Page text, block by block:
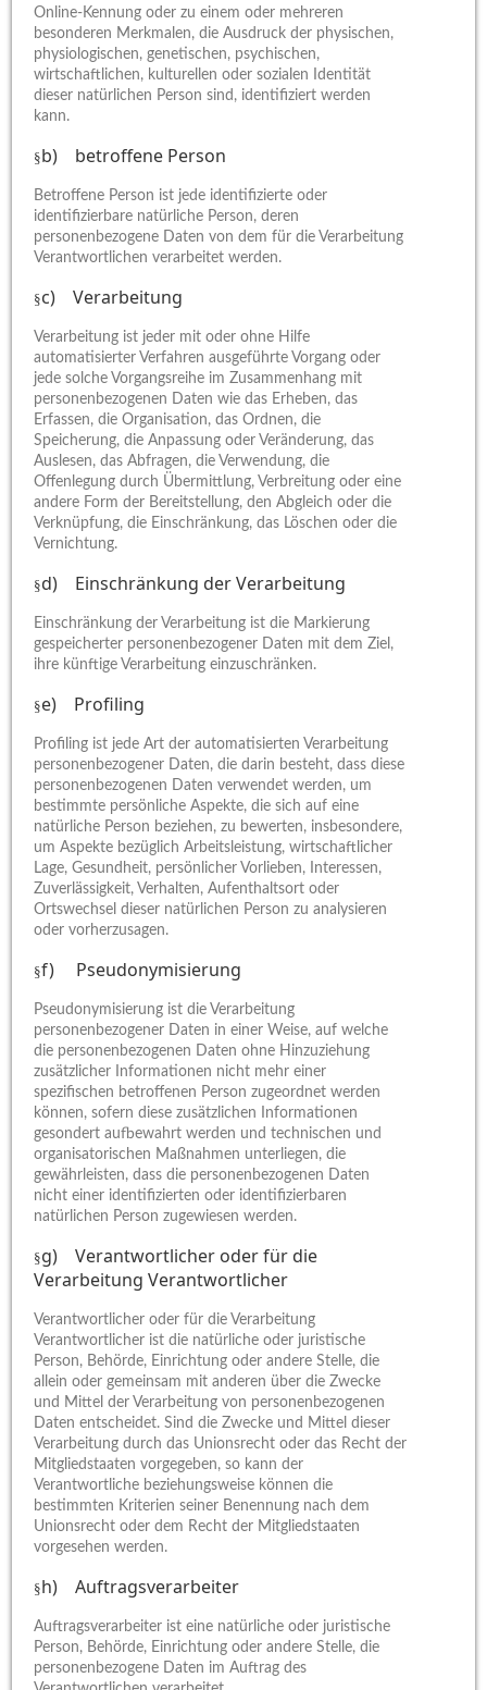
Online-Kennung oder zu einem oder mehreren
besonderen Merkmalen, die Ausdruck der physischen,
physiologischen, genetischen, psychischen,
wirtschaftlichen, kulturellen oder sozialen Identität
dieser natürlichen Person sind, identifiziert werden
kann.
§b) betroffene Person
Betroffene Person ist jede identifizierte oder
identifizierbare natürliche Person, deren
personenbezogene Daten von dem für die Verarbeitung
Verantwortlichen verarbeitet werden.
§c) Verarbeitung
Verarbeitung ist jeder mit oder ohne Hilfe
automatisierter Verfahren ausgeführte Vorgang oder
jede solche Vorgangsreihe im Zusammenhang mit
personenbezogenen Daten wie das Erheben, das
Erfassen, die Organisation, das Ordnen, die
Speicherung, die Anpassung oder Veränderung, das
Auslesen, das Abfragen, die Verwendung, die
Offenlegung durch Übermittlung, Verbreitung oder eine
andere Form der Bereitstellung, den Abgleich oder die
Verknüpfung, die Einschränkung, das Löschen oder die
Vernichtung.
§d) Einschränkung der Verarbeitung
Einschränkung der Verarbeitung ist die Markierung
gespeicherter personenbezogener Daten mit dem Ziel,
ihre künftige Verarbeitung einzuschränken.
§e) Profiling
Profiling ist jede Art der automatisierten Verarbeitung
personenbezogener Daten, die darin besteht, dass diese
personenbezogenen Daten verwendet werden, um
bestimmte persönliche Aspekte, die sich auf eine
natürliche Person beziehen, zu bewerten, insbesondere,
um Aspekte bezüglich Arbeitsleistung, wirtschaftlicher
Lage, Gesundheit, persönlicher Vorlieben, Interessen,
Zuverlässigkeit, Verhalten, Aufenthaltsort oder
Ortswechsel dieser natürlichen Person zu analysieren
oder vorherzusagen.
§f) Pseudonymisierung
Pseudonymisierung ist die Verarbeitung
personenbezogener Daten in einer Weise, auf welche
die personenbezogenen Daten ohne Hinzuziehung
zusätzlicher Informationen nicht mehr einer
spezifischen betroffenen Person zugeordnet werden
können, sofern diese zusätzlichen Informationen
gesondert aufbewahrt werden und technischen und
organisatorischen Maßnahmen unterliegen, die
gewährleisten, dass die personenbezogenen Daten
nicht einer identifizierten oder identifizierbaren
natürlichen Person zugewiesen werden.
§g) Verantwortlicher oder für die
Verarbeitung Verantwortlicher
Verantwortlicher oder für die Verarbeitung
Verantwortlicher ist die natürliche oder juristische
Person, Behörde, Einrichtung oder andere Stelle, die
allein oder gemeinsam mit anderen über die Zwecke
und Mittel der Verarbeitung von personenbezogenen
Daten entscheidet. Sind die Zwecke und Mittel dieser
Verarbeitung durch das Unionsrecht oder das Recht der
Mitgliedstaaten vorgegeben, so kann der
Verantwortliche beziehungsweise können die
bestimmten Kriterien seiner Benennung nach dem
Unionsrecht oder dem Recht der Mitgliedstaaten
vorgesehen werden.
§h) Auftragsverarbeiter
Auftragsverarbeiter ist eine natürliche oder juristische
Person, Behörde, Einrichtung oder andere Stelle, die
personenbezogene Daten im Auftrag des